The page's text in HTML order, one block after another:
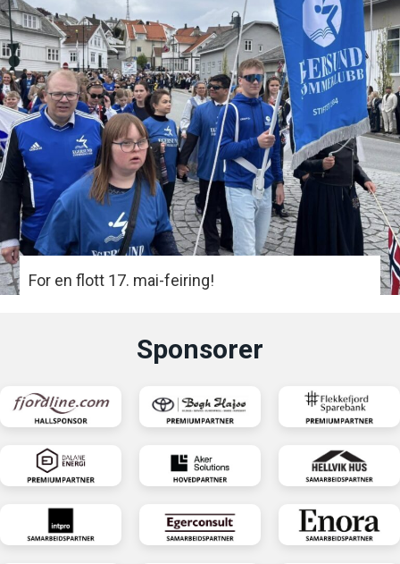
For en flott 17. mai-feiring!
Sponsorer